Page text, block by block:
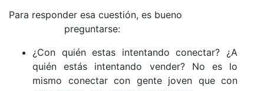
Para responder esa cuestión, es bueno
preguntarse:
¿Con quién estas intentando conectar? ¿A
quién estás intentando vender? No es lo
mismo conectar con gente joven que con